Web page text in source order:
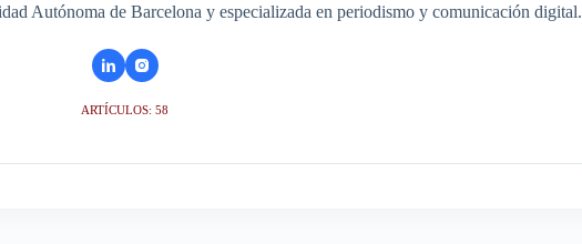
Autónoma de Barcelona y especializada en periodismo y comunicación digital.
ARTÍCULOS: 58